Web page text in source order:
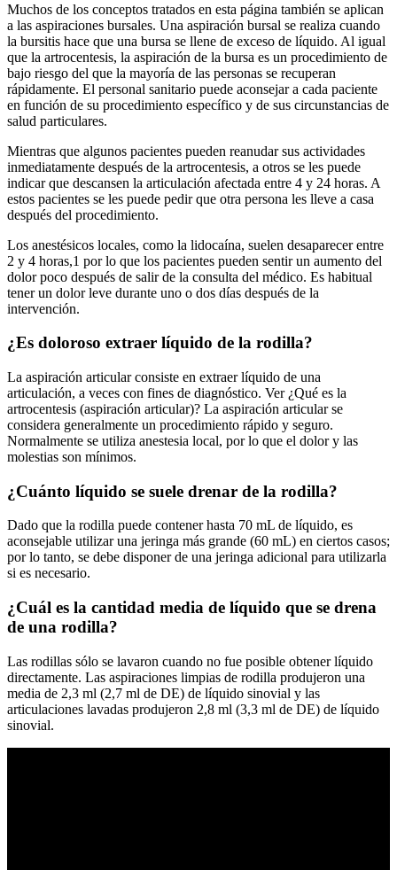
Muchos de los conceptos tratados en esta página también se aplican
a las aspiraciones bursales. Una aspiración bursal se realiza cuando
la bursitis hace que una bursa se llene de exceso de líquido. Al igual
que la artrocentesis, la aspiración de la bursa es un procedimiento de
bajo riesgo del que la mayoría de las personas se recuperan
rápidamente. El personal sanitario puede aconsejar a cada paciente
en función de su procedimiento específico y de sus circunstancias de
salud particulares.
Mientras que algunos pacientes pueden reanudar sus actividades
inmediatamente después de la artrocentesis, a otros se les puede
indicar que descansen la articulación afectada entre 4 y 24 horas. A
estos pacientes se les puede pedir que otra persona les lleve a casa
después del procedimiento.
Los anestésicos locales, como la lidocaína, suelen desaparecer entre
2 y 4 horas,1 por lo que los pacientes pueden sentir un aumento del
dolor poco después de salir de la consulta del médico. Es habitual
tener un dolor leve durante uno o dos días después de la
intervención.
¿Es doloroso extraer líquido de la rodilla?
La aspiración articular consiste en extraer líquido de una
articulación, a veces con fines de diagnóstico. Ver ¿Qué es la
artrocentesis (aspiración articular)? La aspiración articular se
considera generalmente un procedimiento rápido y seguro.
Normalmente se utiliza anestesia local, por lo que el dolor y las
molestias son mínimos.
¿Cuánto líquido se suele drenar de la rodilla?
Dado que la rodilla puede contener hasta 70 mL de líquido, es
aconsejable utilizar una jeringa más grande (60 mL) en ciertos casos;
por lo tanto, se debe disponer de una jeringa adicional para utilizarla
si es necesario.
¿Cuál es la cantidad media de líquido que se drena
de una rodilla?
Las rodillas sólo se lavaron cuando no fue posible obtener líquido
directamente. Las aspiraciones limpias de rodilla produjeron una
media de 2,3 ml (2,7 ml de DE) de líquido sinovial y las
articulaciones lavadas produjeron 2,8 ml (3,3 ml de DE) de líquido
sinovial.